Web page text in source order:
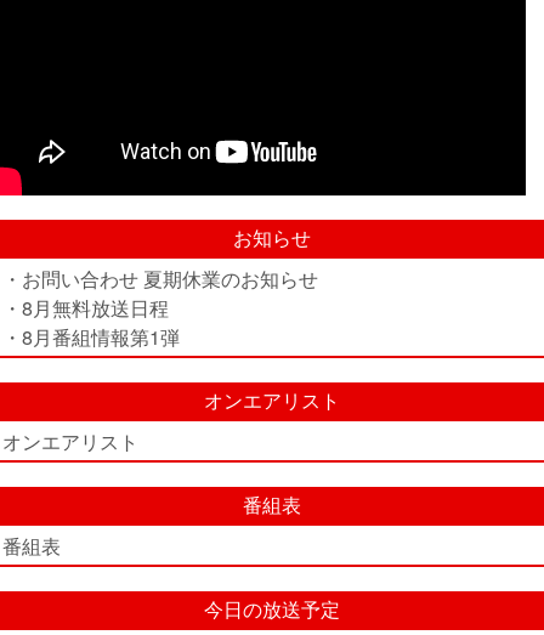
お知らせ
・お問い合わせ 夏期休業のお知らせ
・8月無料放送日程
・8月番組情報第1弾
オンエアリスト
オンエアリスト
番組表
番組表
今日の放送予定